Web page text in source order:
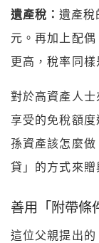
遺產稅： 遺產稅
元。再加上配
更高，稅率同
對於高資產人
享受的免稅額
孫資產該怎麼
貸」的方式來贈
善用「附帶條
這位父親提出